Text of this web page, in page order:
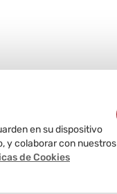
en su dispositivo
y colaborar con nuestros
de Cookies